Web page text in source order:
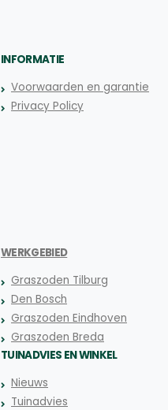
INFORMATIE
Voorwaarden en garantie
Privacy Policy
WERKGEBIED
Graszoden Tilburg
Den Bosch
Graszoden Eindhoven
Graszoden Breda
TUINADVIES EN WINKEL
Nieuws
Tuinadvies